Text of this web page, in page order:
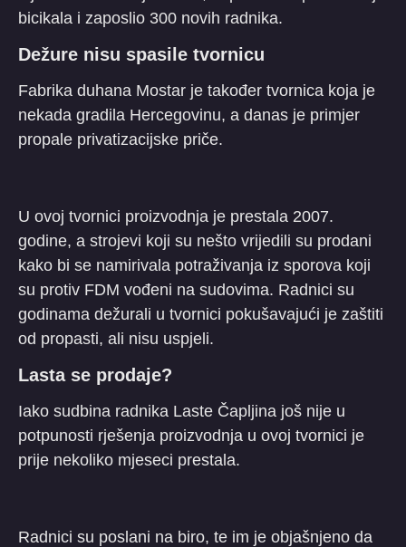
bicikala i zaposlio 300 novih radnika.
Dežure nisu spasile tvornicu
Fabrika duhana Mostar je također tvornica koja je
nekada gradila Hercegovinu, a danas je primjer
propale privatizacijske priče.
U ovoj tvornici proizvodnja je prestala 2007.
godine, a strojevi koji su nešto vrijedili su prodani
kako bi se namirivala potraživanja iz sporova koji
su protiv FDM vođeni na sudovima. Radnici su
godinama dežurali u tvornici pokušavajući je zaštiti
od propasti, ali nisu uspjeli.
Lasta se prodaje?
Iako sudbina radnika Laste Čapljina još nije u
potpunosti rješenja proizvodnja u ovoj tvornici je
prije nekoliko mjeseci prestala.
Radnici su poslani na biro, te im je objašnjeno da